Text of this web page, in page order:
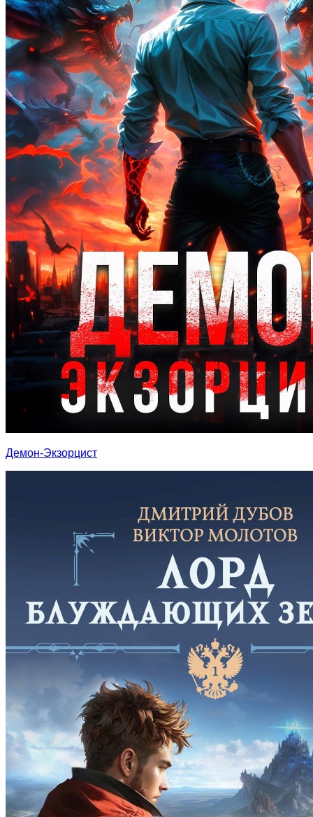
Демон-Экзорцист